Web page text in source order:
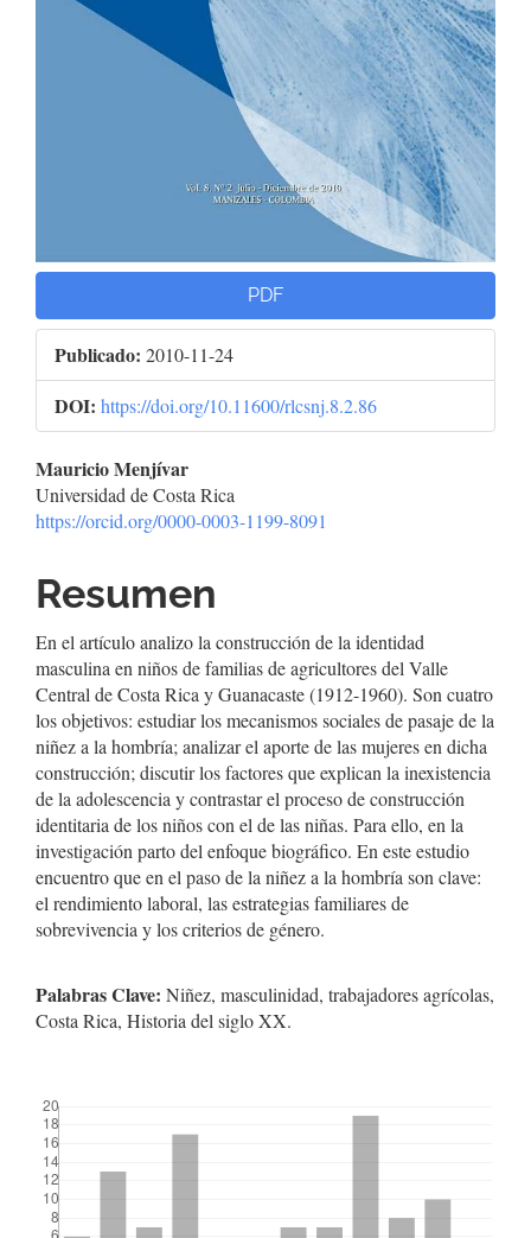
PDF
Publicado: 2010-11-24
DOI: https://doi.org/10.11600/rlcsnj.8.2.86
Contenido
principal
artículo
Mauricio Menjívar
Universidad de Costa Rica
https://orcid.org/0000-0003-1199-8091
Resumen
En el artículo analizo la construcción de la identidad
masculina en niños de familias de agricultores del Valle
Central de Costa Rica y Guanacaste (1912-1960). Son cuatro
los objetivos: estudiar los mecanismos sociales de pasaje de la
niñez a la hombría; analizar el aporte de las mujeres en dicha
construcción; discutir los factores que explican la inexistencia
de la adolescencia y contrastar el proceso de construcción
identitaria de los niños con el de las niñas. Para ello, en la
investigación parto del enfoque biográfico. En este estudio
encuentro que en el paso de la niñez a la hombría son clave:
el rendimiento laboral, las estrategias familiares de
sobrevivencia y los criterios de género.
Palabras Clave: Niñez, masculinidad, trabajadores agrícolas,
Costa Rica, Historia del siglo XX.